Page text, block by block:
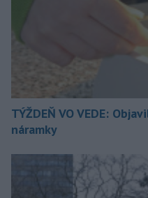
TÝŽDEŇ VO VEDE:
náramky